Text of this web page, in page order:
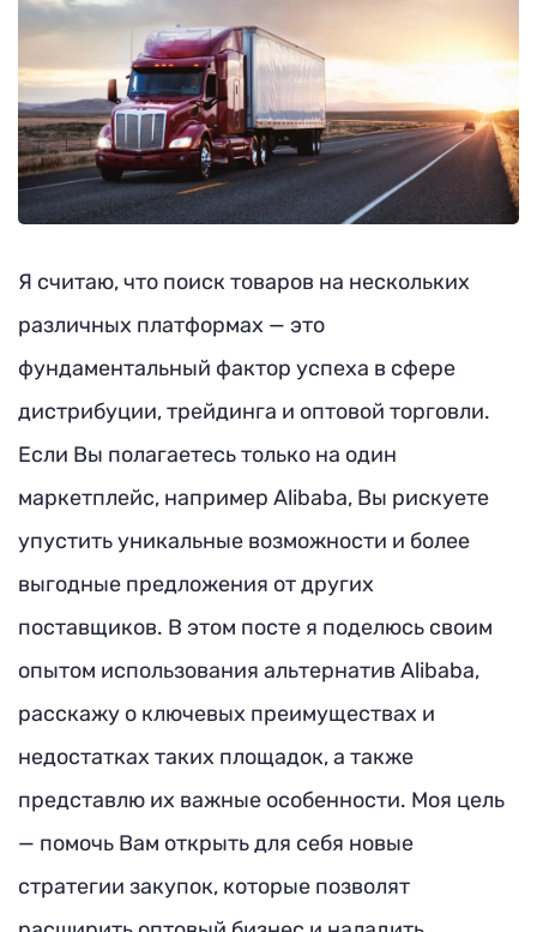
Я считаю, что поиск товаров на нескольких
различных платформах — это
фундаментальный фактор успеха в сфере
дистрибуции, трейдинга и оптовой торговли.
Если Вы полагаетесь только на один
маркетплейс, например Alibaba, Вы рискуете
упустить уникальные возможности и более
выгодные предложения от других
поставщиков. В этом посте я поделюсь своим
опытом использования альтернатив Alibaba,
расскажу о ключевых преимуществах и
недостатках таких площадок, а также
представлю их важные особенности. Моя цель
— помочь Вам открыть для себя новые
стратегии закупок, которые позволят